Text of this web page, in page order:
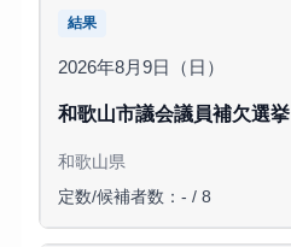
結果
2026年8月9日（日）
和歌山市議会議員補欠選挙
和歌山県
定数/候補者数：- / 8